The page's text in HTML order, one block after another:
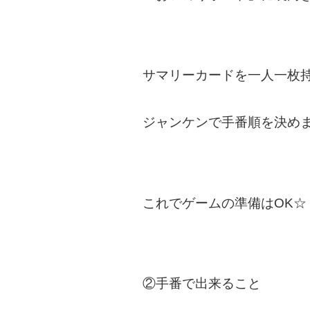
サマリーカードを一人一枚
ジャンケンで手番順を決め
これでゲームの準備はOK☆
②手番で出来ること